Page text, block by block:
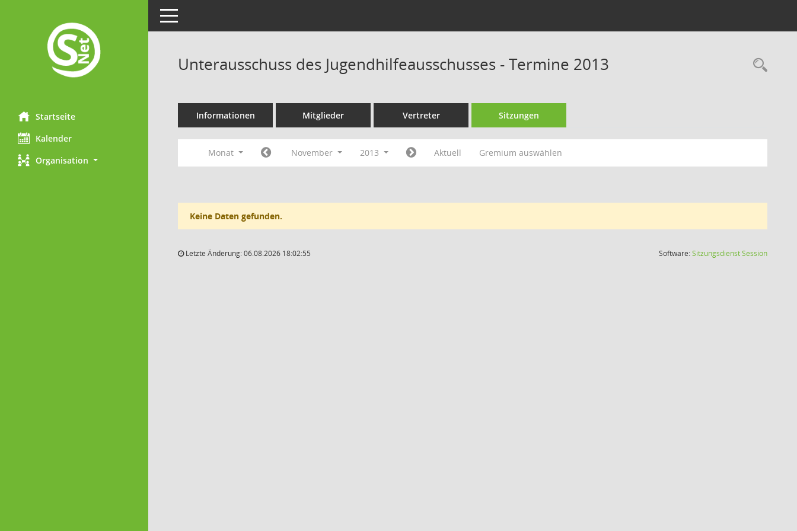
Startseite
Kalender
Organisation
Toggle navigation
Unterausschuss des Jugendhilfeausschusses - Termine 2013
Informationen Mitglieder Vertreter Sitzungen
Monat November 2013 Aktuell Gremium auswählen
Keine Daten gefunden.
Letzte Änderung: 06.08.2026 18:02:55 Software:SitzungsdienstSession(Wird in